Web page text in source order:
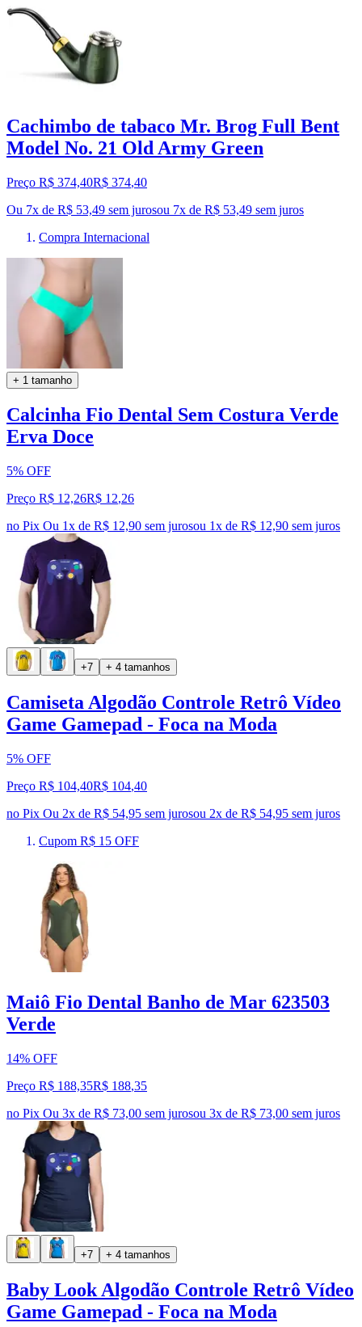
Cachimbo de tabaco Mr. Brog Full Bent
Model No. 21 Old Army Green
Preço R$ 374,40R$ 374,40
Ou 7x de R$ 53,49 sem jurosou 7x de R$ 53,49 sem juros
Compra Internacional
+ 1 tamanho
Calcinha Fio Dental Sem Costura Verde
Erva Doce
5% OFF
Preço R$ 12,26R$ 12,26
no Pix Ou 1x de R$ 12,90 sem jurosou 1x de R$ 12,90 sem juros
+7 + 4 tamanhos
Camiseta Algodão Controle Retrô Vídeo
Game Gamepad - Foca na Moda
5% OFF
Preço R$ 104,40R$ 104,40
no Pix Ou 2x de R$ 54,95 sem jurosou 2x de R$ 54,95 sem juros
Cupom R$ 15 OFF
Maiô Fio Dental Banho de Mar 623503
Verde
14% OFF
Preço R$ 188,35R$ 188,35
no Pix Ou 3x de R$ 73,00 sem jurosou 3x de R$ 73,00 sem juros
+7 + 4 tamanhos
Baby Look Algodão Controle Retrô Vídeo
Game Gamepad - Foca na Moda